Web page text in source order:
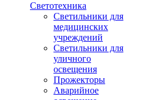
Светотехника
Светильники для
медицинских
учреждений
Светильники для
уличного
освещения
Прожекторы
Аварийное